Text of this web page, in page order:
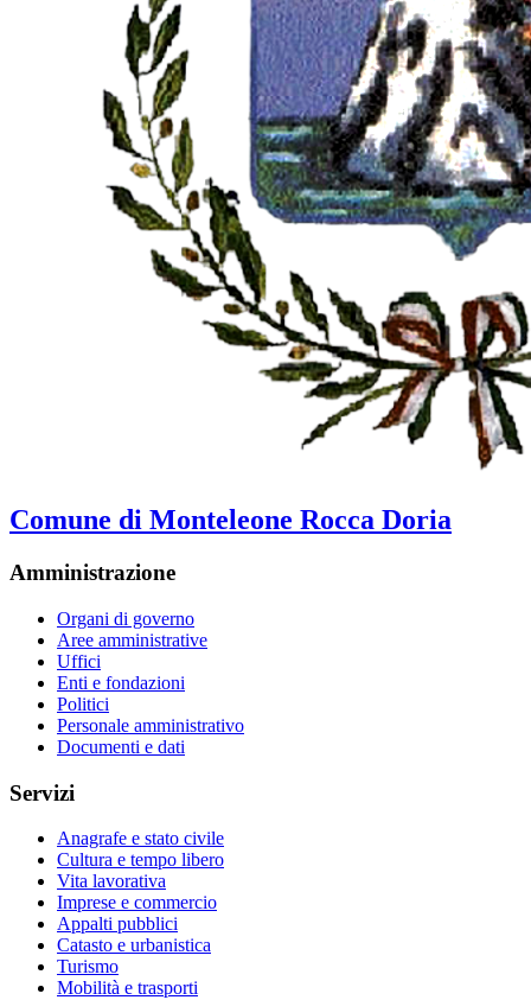
Comune di Monteleone Rocca Doria
Amministrazione
Organi di governo
Aree amministrative
Uffici
Enti e fondazioni
Politici
Personale amministrativo
Documenti e dati
Servizi
Anagrafe e stato civile
Cultura e tempo libero
Vita lavorativa
Imprese e commercio
Appalti pubblici
Catasto e urbanistica
Turismo
Mobilità e trasporti